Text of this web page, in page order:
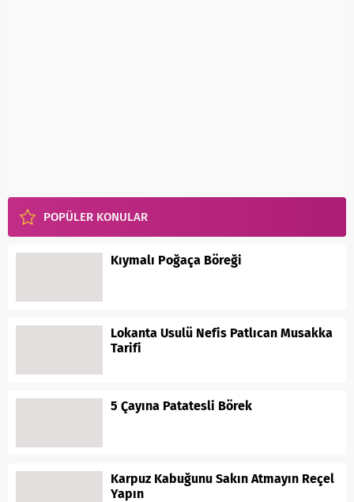
POPÜLER KONULAR
Kıymalı Poğaça Böreği
Lokanta Usulü Nefis Patlıcan Musakka
Tarifi
5 Çayına Patatesli Börek
Karpuz Kabuğunu Sakın Atmayın Reçel
Yapın